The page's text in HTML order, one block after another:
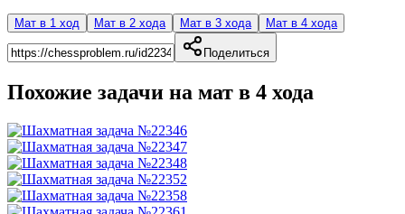
Мат в 1 ход Мат в 2 хода Мат в 3 хода Мат в 4 хода
Поделиться
Похожие задачи на мат в 4 хода